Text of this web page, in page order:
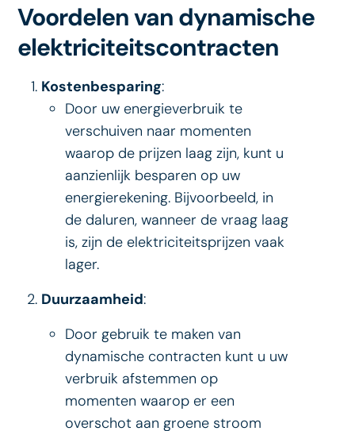
Voordelen van dynamische
elektriciteitscontracten
Kostenbesparing:
Door uw energieverbruik te
verschuiven naar momenten
waarop de prijzen laag zijn, kunt u
aanzienlijk besparen op uw
energierekening. Bijvoorbeeld, in
de daluren, wanneer de vraag laag
is, zijn de elektriciteitsprijzen vaak
lager.
Duurzaamheid:
Door gebruik te maken van
dynamische contracten kunt u uw
verbruik afstemmen op
momenten waarop er een
overschot aan groene stroom